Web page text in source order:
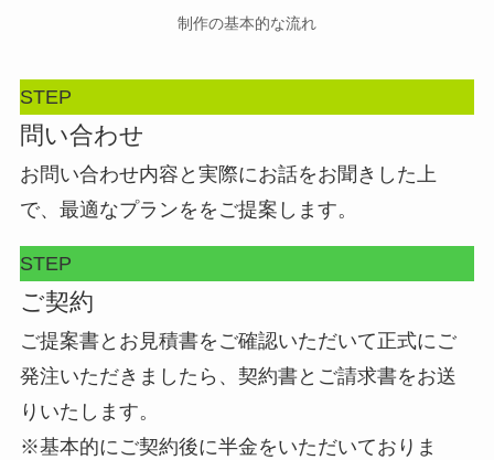
制作の基本的な流れ
STEP
問い合わせ
お問い合わせ内容と実際にお話をお聞きした上
で、最適なプランををご提案します。
STEP
ご契約
ご提案書とお見積書をご確認いただいて正式にご
発注いただきましたら、契約書とご請求書をお送
りいたします。
※基本的にご契約後に半金をいただいておりま